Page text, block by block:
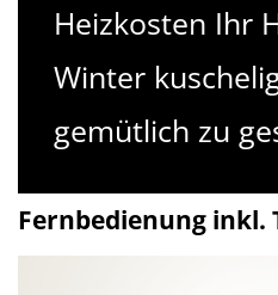
Heizkosten Ihr
Winter
gemütlich zu
Fernbedienung inkl.